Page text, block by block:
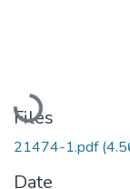
Loading...
Files
21474-1.pdf
Date